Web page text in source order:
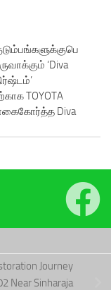
‘Diva
TOYOTA
Diva
Journey
Near Sinharaja